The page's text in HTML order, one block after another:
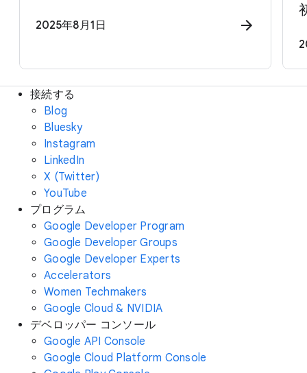
2025年8月1日
接続する
Blog
Bluesky
Instagram
LinkedIn
X (Twitter)
YouTube
プログラム
Google Developer Program
Google Developer Groups
Google Developer Experts
Accelerators
Women Techmakers
Google Cloud & NVIDIA
デベロッパー コンソール
Google API Console
Google Cloud Platform Console